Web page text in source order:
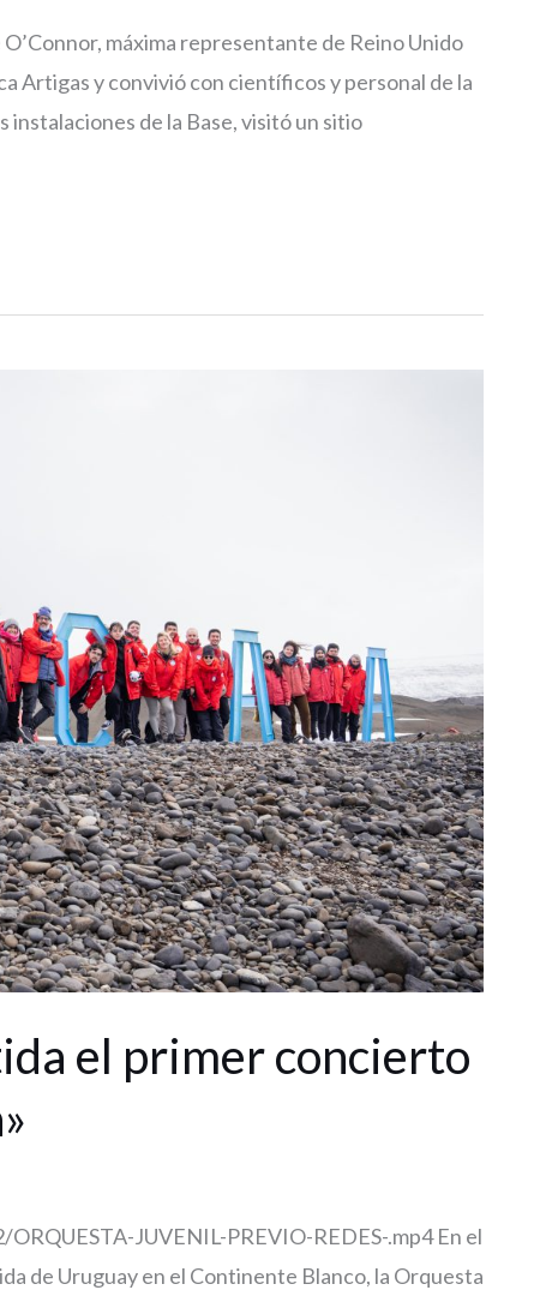
máxima representante de Reino Unido
Artigas y convivió con científicos y personal de la
instalaciones de la Base, visitó un sitio
el primer concierto
JUVENIL-PREVIO-REDES-.mp4 En el
de Uruguay en el Continente Blanco, la Orquesta